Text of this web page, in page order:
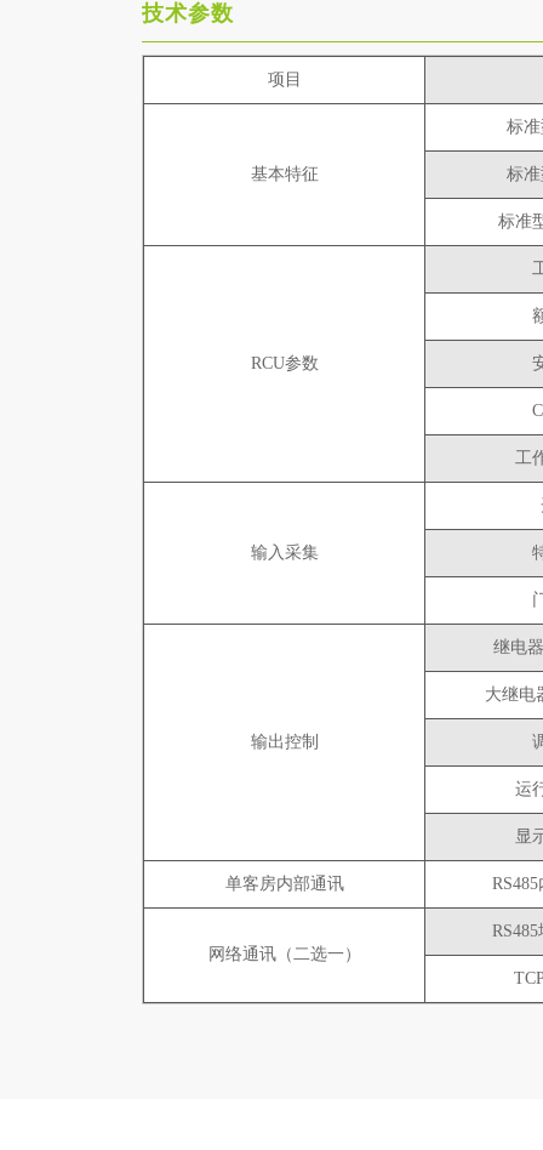
技术参数
项目
基本特征
标准
标准
标准
RCU参数
工
输入采集
输出控制
继电
大继电
运
显
单客房内部通讯
网络通讯（二选一）